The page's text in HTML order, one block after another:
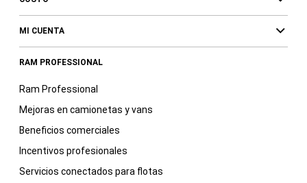
MI CUENTA
RAM PROFESSIONAL
Ram Professional
Mejoras en camionetas y vans
Beneficios comerciales
Incentivos profesionales
Servicios conectados para flotas